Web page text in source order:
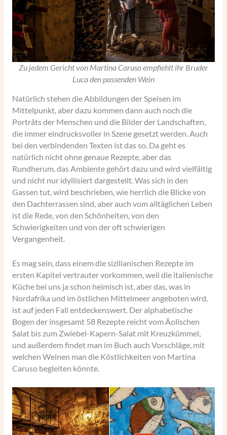
Zu jedem Gericht von Martina Caruso empfiehlt ihr Bruder
Luca den passenden Wein
Natürlich stehen die Abbildungen der Speisen im
Mittelpunkt, aber dazu kommen dann auch noch die
Porträts der Menschen und die Bilder der Landschaften,
die immer eindrucksvoller in Szene gesetzt werden. Auch
bei den verbindenden Texten ist das so. Da geht es
natürlich nicht ohne genaue Rezepte, aber das
Rundherum, das Ambiente gehört dazu und wird vielfältig
und nicht nur idyllisiert dargestellt. Was sich in den
Gassen tut, wird beschrieben, wie herrlich die Blicke von
den Dachterrassen sind, aber auch vom alltäglichen Leben
ist die Rede, von den Schönheiten, von den
Schwierigkeiten und von der oft schwierigen
Vergangenheit.
Es mag sein, dass einem die sizilianischen Rezepte im
ersten Kapitel vertrauter vorkommen, weil die italienische
Küche bei uns ja schon heimisch ist, aber das, was in
Nordafrika und im östlichen Mittelmeer angeboten wird,
ist auf jeden Fall entdeckenswert. Der alphabetische
Bogen der insgesamt 58 Rezepte reicht vom Äolischen
Salat bis zum Zwiebel-Kapern-Salat mit Kreuzkümmel,
und außerdem findet man im Buch auch Vorschläge, mit
welchen Weinen man die Köstlichkeiten von Martina
Caruso begleiten könnte.